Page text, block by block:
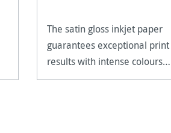
The satin gloss inkjet paper
guarantees exceptional print
results with intense colours
and deep blacks.